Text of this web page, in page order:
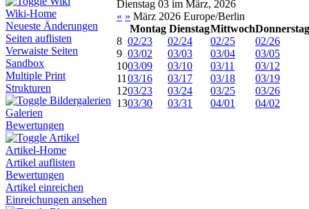
Wiki-Home
Neueste Änderungen
Seiten auflisten
Verwaiste Seiten
Sandbox
Multiple Print
Strukturen
Bildergalerien
Galerien
Bewertungen
Artikel
Artikel-Home
Artikel auflisten
Bewertungen
Artikel einreichen
Einreichungen ansehen
Dienstag 03 im März, 2026
« » März 2026 Europe/Berlin
Montag DienstagMittwochDonnerstag
8 02/23 02/24 02/25
02/26
9 03/02 03/03 03/04
03/05
1003/09 03/10 03/11
03/12
11 03/16 03/17 03/18
03/19
1203/23 03/24 03/25
03/26
1303/30 03/31 04/01 04/02